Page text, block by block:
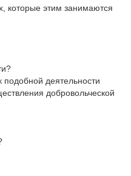
которые этим занимаются
подобной деятельности
добровольческой